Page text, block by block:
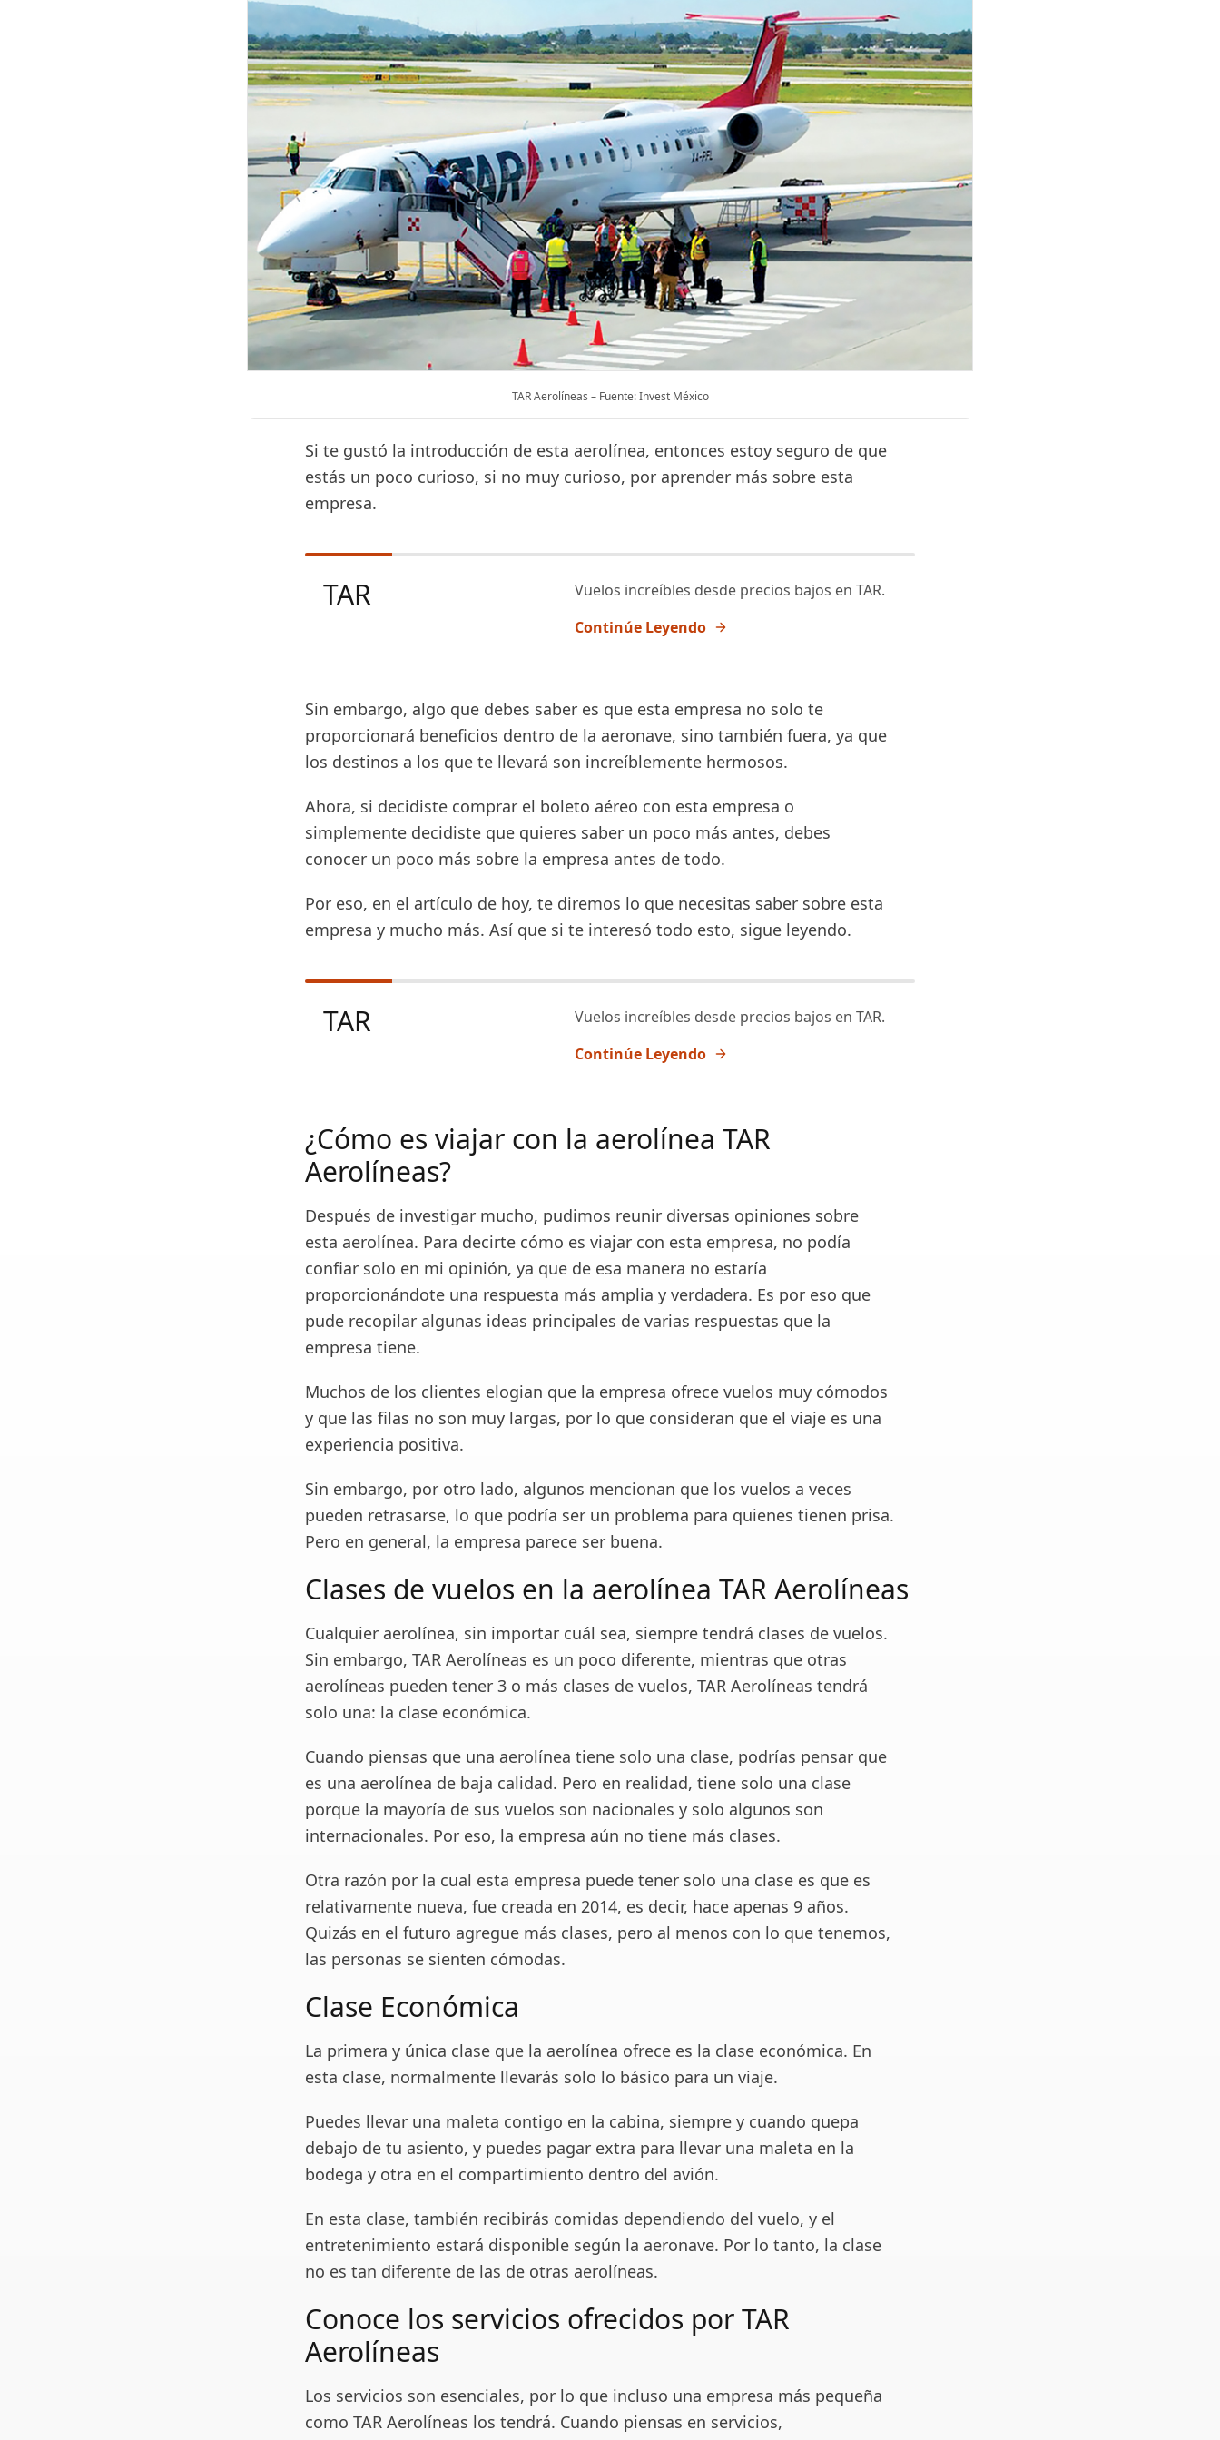
TAR Aerolíneas – Fuente: Invest México
Si te gustó la introducción de esta aerolínea, entonces estoy seguro de que
estás un poco curioso, si no muy curioso, por aprender más sobre esta
empresa.
TAR
Vuelos increíbles desde precios bajos en TAR.
Continúe Leyendo
Sin embargo, algo que debes saber es que esta empresa no solo te
proporcionará beneficios dentro de la aeronave, sino también fuera, ya que
los destinos a los que te llevará son increíblemente hermosos.
Ahora, si decidiste comprar el boleto aéreo con esta empresa o
simplemente decidiste que quieres saber un poco más antes, debes
conocer un poco más sobre la empresa antes de todo.
Por eso, en el artículo de hoy, te diremos lo que necesitas saber sobre esta
empresa y mucho más. Así que si te interesó todo esto, sigue leyendo.
TAR
Vuelos increíbles desde precios bajos en TAR.
Continúe Leyendo
¿Cómo es viajar con la aerolínea TAR
Aerolíneas?
Después de investigar mucho, pudimos reunir diversas opiniones sobre
esta aerolínea. Para decirte cómo es viajar con esta empresa, no podía
confiar solo en mi opinión, ya que de esa manera no estaría
proporcionándote una respuesta más amplia y verdadera. Es por eso que
pude recopilar algunas ideas principales de varias respuestas que la
empresa tiene.
Muchos de los clientes elogian que la empresa ofrece vuelos muy cómodos
y que las filas no son muy largas, por lo que consideran que el viaje es una
experiencia positiva.
Sin embargo, por otro lado, algunos mencionan que los vuelos a veces
pueden retrasarse, lo que podría ser un problema para quienes tienen prisa.
Pero en general, la empresa parece ser buena.
Clases de vuelos en la aerolínea TAR Aerolíneas
Cualquier aerolínea, sin importar cuál sea, siempre tendrá clases de vuelos.
Sin embargo, TAR Aerolíneas es un poco diferente, mientras que otras
aerolíneas pueden tener 3 o más clases de vuelos, TAR Aerolíneas tendrá
solo una: la clase económica.
Cuando piensas que una aerolínea tiene solo una clase, podrías pensar que
es una aerolínea de baja calidad. Pero en realidad, tiene solo una clase
porque la mayoría de sus vuelos son nacionales y solo algunos son
internacionales. Por eso, la empresa aún no tiene más clases.
Otra razón por la cual esta empresa puede tener solo una clase es que es
relativamente nueva, fue creada en 2014, es decir, hace apenas 9 años.
Quizás en el futuro agregue más clases, pero al menos con lo que tenemos,
las personas se sienten cómodas.
Clase Económica
La primera y única clase que la aerolínea ofrece es la clase económica. En
esta clase, normalmente llevarás solo lo básico para un viaje.
Puedes llevar una maleta contigo en la cabina, siempre y cuando quepa
debajo de tu asiento, y puedes pagar extra para llevar una maleta en la
bodega y otra en el compartimiento dentro del avión.
En esta clase, también recibirás comidas dependiendo del vuelo, y el
entretenimiento estará disponible según la aeronave. Por lo tanto, la clase
no es tan diferente de las de otras aerolíneas.
Conoce los servicios ofrecidos por TAR
Aerolíneas
Los servicios son esenciales, por lo que incluso una empresa más pequeña
como TAR Aerolíneas los tendrá. Cuando piensas en servicios,